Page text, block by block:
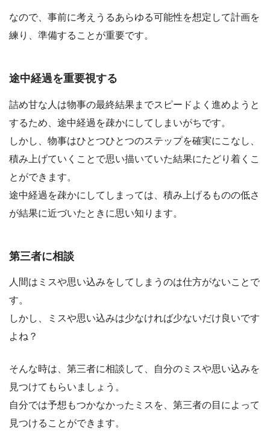
なので、事前に考えうるあらゆる可能性を想定して計画を
練り、準備することが重要です。
途中経過を重要視する
詰め甘な人は物事の最終結果までスピードよく進めようと
するため、途中経過を疎かにしてしまいがちです。
しかし、物事はひとつひとつのステップを確実にこなし、
積み上げていくことで思い描いていた結果にたどり着くこ
とができます。
途中経過を疎かにしてしまっては、積み上げるものの低さ
が結果に近づいたときに思い知ります。
第三者に相談
人間はミスや思い込みをしてしまうのは仕方がないことで
す。
しかし、ミスや思い込みは少なければ少ないだけ良いです
よね？
そんな時は、第三者に相談して、自分のミスや思い込みを
見つけてもらいましょう。
自分では予想もつかなかったミスを、第三者の目によって
見つけることができます。